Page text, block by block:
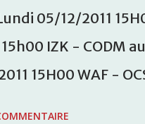
05/12/2011
IZK - CODM
15H00 WAF -